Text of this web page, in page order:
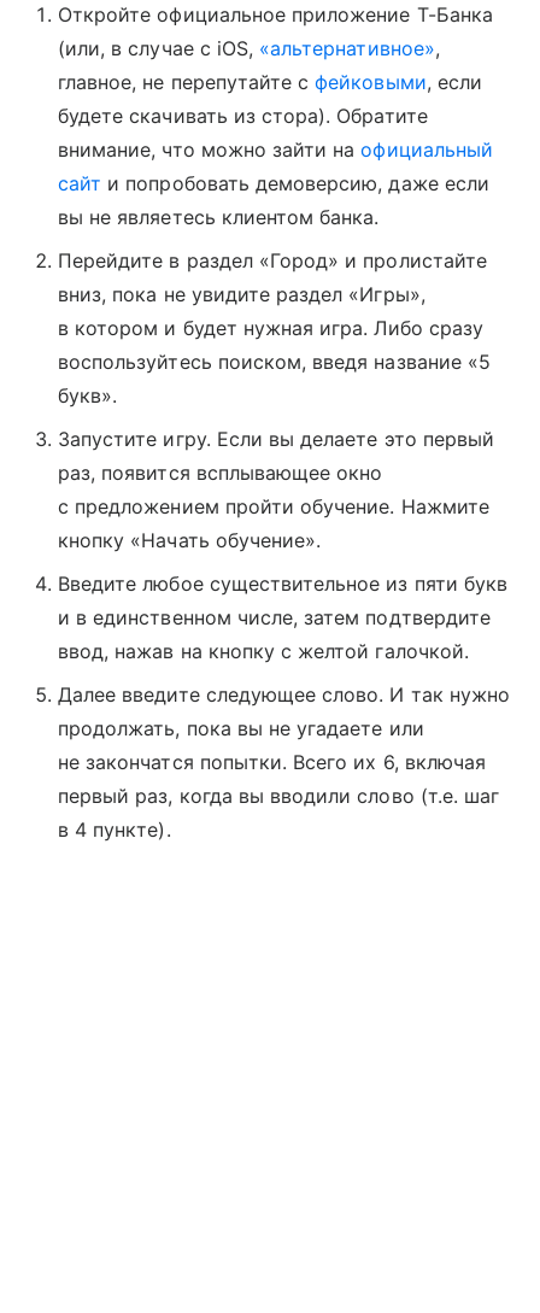
Откройте официальное приложение Т-Банка
(или, в случае с iOS, «альтернативное»,
главное, не перепутайте сфейковыми, если
будете скачивать из стора). Обратите
внимание, что можно зайти наофициальный
сайт и попробовать демоверсию, даже если
вы не являетесь клиентом банка.
Перейдите в раздел «Город» и пролистайте
вниз, пока не увидите раздел «Игры»,
в котором и будет нужная игра. Либо сразу
воспользуйтесь поиском, введя название «5
букв».
Запустите игру. Если вы делаете это первый
раз, появится всплывающее окно
с предложением пройти обучение. Нажмите
кнопку «Начать обучение».
Введите любое существительное из пяти букв
и в единственном числе, затем подтвердите
ввод, нажав на кнопку с желтой галочкой.
Далее введите следующее слово. И так нужно
продолжать, пока вы не угадаете или
не закончатся попытки. Всего их 6, включая
первый раз, когда вы вводили слово (т.е. шаг
в 4 пункте).